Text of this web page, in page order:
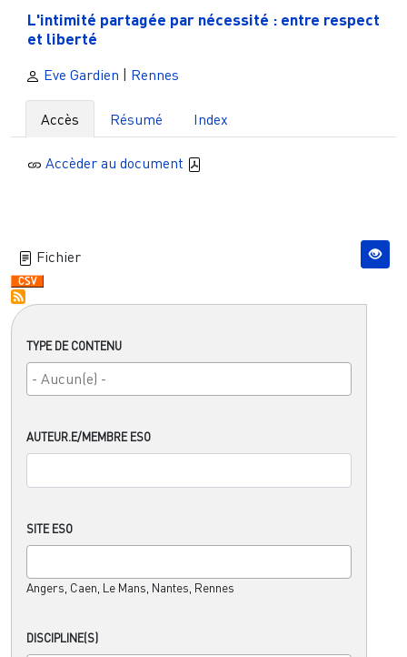
TYPE DE CONTENU
AUTEUR.E/MEMBRE ESO
SITE ESO
Angers, Caen, Le Mans, Nantes, Rennes
DISCIPLINE(S)
L'intimité partagée par nécessité : entre respect
et liberté
Eve Gardien Rennes
Accès Résumé Index
Accèder au document
Fichier